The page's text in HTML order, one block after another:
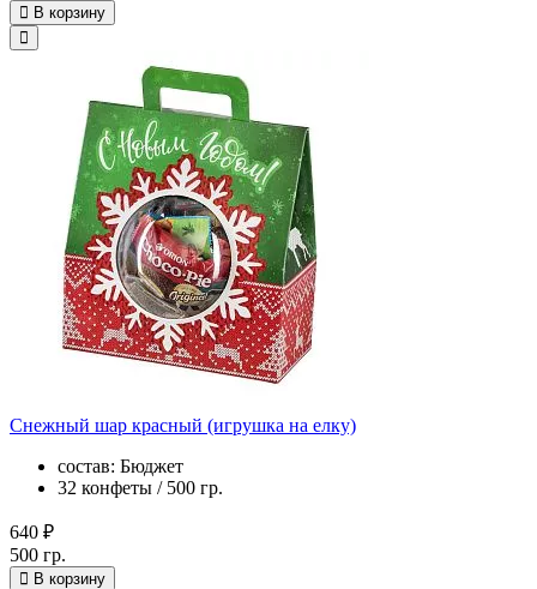
В корзину
Снежный шар красный (игрушка на елку)
состав: Бюджет
32 конфеты / 500 гр.
640 ₽
500 гр.
В корзину